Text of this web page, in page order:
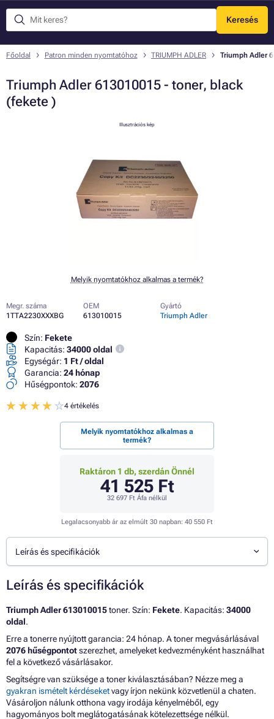
Keresés
Menü
Főoldal Patron minden nyomtatóhoz TRIUMPH ADLER Triumph Adler
Triumph Adler 613010015 - toner, black
(fekete )
Illusztrációs kép
Melyik nyomtatókhoz alkalmas a termék?
Megr. száma
1TTA2230XXXBG
OEM
613010015
Gyártó
Triumph Adler
Szín: Fekete
Kapacitás: 34000 oldal
Egységár: 1 Ft / oldal
Garancia: 24 hónap
Hűségpontok: 2076
4 értékelés
Melyik nyomtatókhoz alkalmas a
termék?
Raktáron 1 db, szerdán Önnél
41 525 Ft
32 697 Ft Áfa nélkül
Legalacsonyabb ár az elmúlt 30 napban: 40 550 Ft
Leírás és specifikációk
Leírás és specifikációk
Triumph Adler 613010015toner. Szín: Fekete. Kapacitás: 34000
oldal.
Erre a tonerre nyújtott garancia: 24 hónap. A toner megvásárlásával
2076 hűségpontotszerezhet, amelyeket kedvezményként használhat
fel a következő vásárlásakor.
Segítségre van szüksége a toner kiválasztásában? Nézze meg a
gyakran ismételt kérdéseketvagy írjon nekünk közvetlenül a chaten.
Vásároljon nálunk otthona vagy irodája kényelméből, egy
hagyományos bolt meglátogatásának kötelezettsége nélkül.